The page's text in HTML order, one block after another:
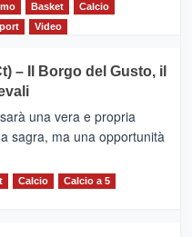
Basket
Calcio
Video
– Il Borgo del Gusto, il
una vera e propria
sagra, ma una opportunità
Calcio
Calcio a 5